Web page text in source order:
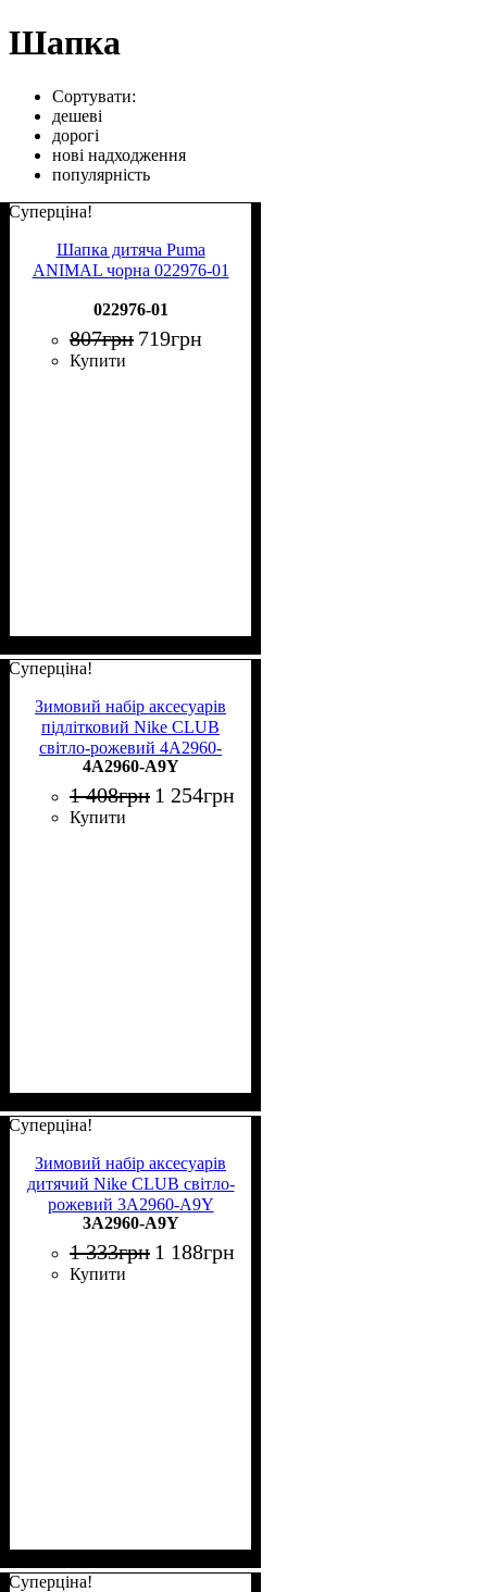
Шапка
Сортувати:
дешеві
дорогі
нові надходження
популярність
Суперціна!
Шапка дитяча Puma
ANIMAL чорна 022976-01
022976-01
807грн 719грн
Купити
Суперціна!
Зимовий набір аксесуарів
підлітковий Nike CLUB
світло-рожевий 4A2960-
A9Y
4A2960-A9Y
1 408грн 1 254грн
Купити
Суперціна!
Зимовий набір аксесуарів
дитячий Nike CLUB світло-
рожевий 3A2960-A9Y
3A2960-A9Y
1 333грн 1 188грн
Купити
Суперціна!